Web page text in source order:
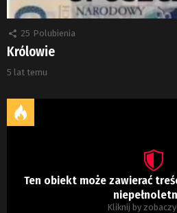
25 Polubienia
Królowie
5 lat temu
Ten obiekt może zawierać
Kliknij by